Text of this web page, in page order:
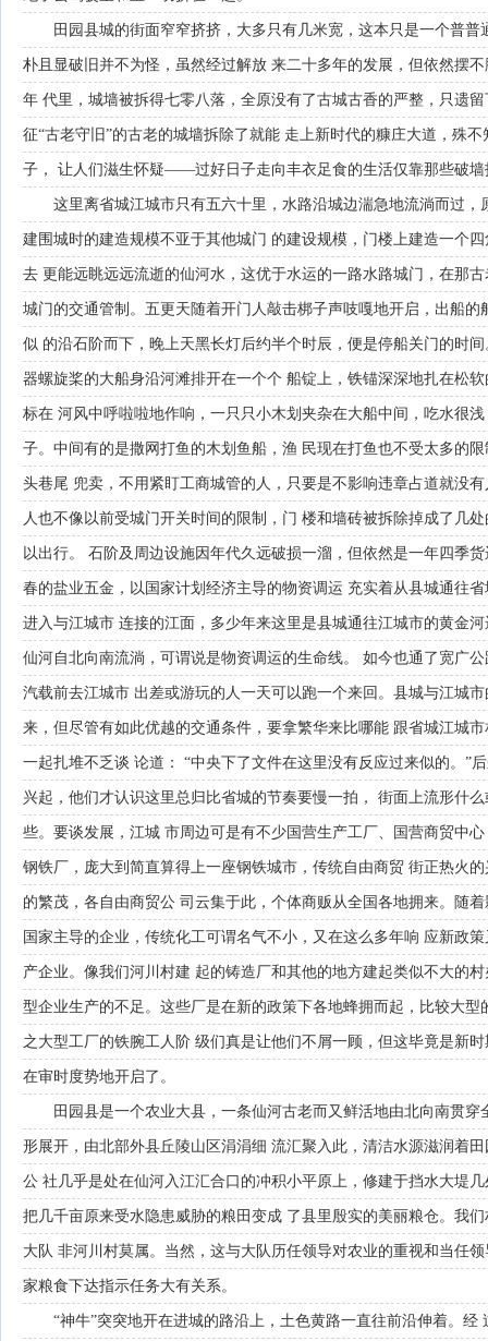
田园县城的街面窄窄挤挤，大多只有几米宽，这本只是一个普
朴且显破旧并不为怪，虽然经过解放 来二十多年的发展，但依然摆
年 代里，城墙被拆得七零八落，全原没有了古城古香的严整，只遗
征“古老守旧”的古老的城墙拆除了就能 走上新时代的糠庄大道，殊
子， 让人们滋生怀疑——过好日子走向丰衣足食的生活仅靠那些破墙
这里离省城江城市只有五六十里，水路沿城边湍急地流淌而过
建围城时的建造规模不亚于其他城门 的建设规模，门楼上建造一个
去 更能远眺远远流逝的仙河水，这优于水运的一路水路城门，在那
城门的交通管制。五更天随着开门人敲击梆子声吱嘎地开启，出船
似 的沿石阶而下，晚上天黑长灯后约半个时辰，便是停船关门的时
器螺旋桨的大船身沿河滩排开在一个个 船锭上，铁锚深深地扎在松
标在 河风中呼啦啦地作响，一只只小木划夹杂在大船中间，吃水很
子。中间有的是撒网打鱼的木划鱼船，渔 民现在打鱼也不受太多的
头巷尾 兜卖，不用紧盯工商城管的人，只要是不影响违章占道就没
人也不像以前受城门开关时间的限制，门 楼和墙砖被拆除掉成了几
以出行。 石阶及周边设施因年代久远破损一溜，但依然是一年四季
春的盐业五金，以国家计划经济主导的物资调运 充实着从县城通往
进入与江城市 连接的江面，多少年来这里是县城通往江城市的黄金
仙河自北向南流淌，可谓说是物资调运的生命线。 如今也通了宽广
汽载前去江城市 出差或游玩的人一天可以跑一个来回。县城与江城
来，但尽管有如此优越的交通条件，要拿繁华来比哪能 跟省城江城
一起扎堆不乏谈 论道： “中央下了文件在这里没有反应过来似的。”
兴起，他们才认识这里总归比省城的节奏要慢一拍， 街面上流形什
些。要谈发展，江城 市周边可是有不少国营生产工厂、国营商贸中
钢铁厂，庞大到简直算得上一座钢铁城市，传统自由商贸 街正热火
的繁茂，各自由商贸公 司云集于此，个体商贩从全国各地拥来。随
国家主导的企业，传统化工可谓名气不小，又在这么多年响 应新政
产企业。像我们河川村建 起的铸造厂和其他的地方建起类似不大的
型企业生产的不足。这些厂是在新的政策下各地蜂拥而起，比较大
之大型工厂的铁腕工人阶 级们真是让他们不屑一顾，但这毕竟是新
在审时度势地开启了。
田园县是一个农业大县，一条仙河古老而又鲜活地由北向南贯
形展开，由北部外县丘陵山区涓涓细 流汇聚入此，清洁水源滋润着
公 社几乎是处在仙河入江汇合口的冲积小平原上，修建于挡水大堤
把几千亩原来受水隐患威胁的粮田变成 了县里殷实的美丽粮仓。我
大队 非河川村莫属。当然，这与大队历任领导对农业的重视和当任
家粮食下达指示任务大有关系。
“神牛”突突地开在进城的路沿上，土色黄路一直往前沿伸着。